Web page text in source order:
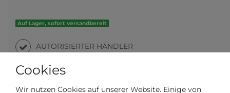
Auf Lager, sofort versandbereit
AUTORISIERTER HÄNDLER
SCHNELLE LIEFERZEIT
Cookies
Wir nutzen Cookies auf unserer Website. Einige von